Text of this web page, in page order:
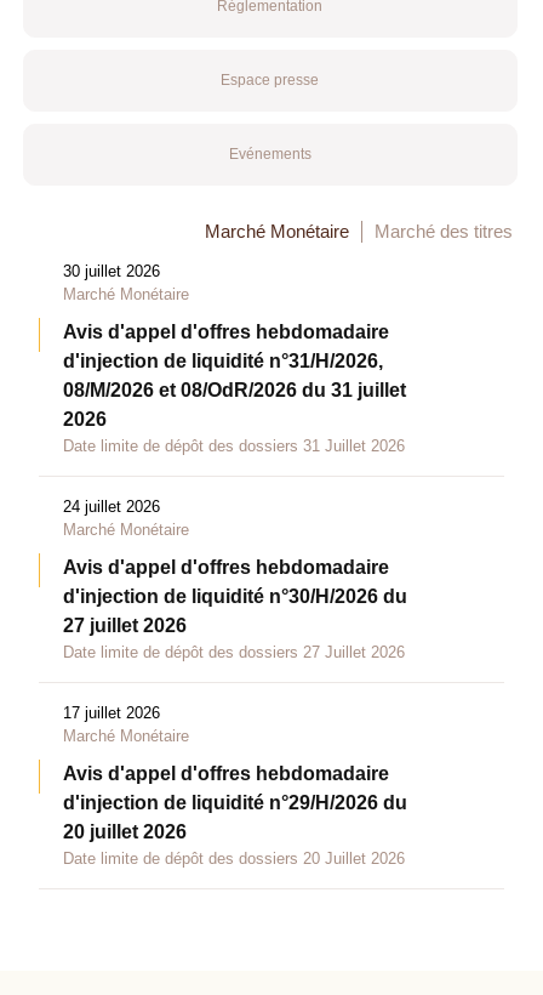
Réglementation
Espace presse
Evénements
Marché Monétaire Marché des titres
30 juillet 2026
Marché Monétaire
Avis d'appel d'offres hebdomadaire
d'injection de liquidité n°31/H/2026,
08/M/2026 et 08/OdR/2026 du 31 juillet
2026
Date limite de dépôt des dossiers 31 Juillet 2026
24 juillet 2026
Marché Monétaire
Avis d'appel d'offres hebdomadaire
d'injection de liquidité n°30/H/2026 du
27 juillet 2026
Date limite de dépôt des dossiers 27 Juillet 2026
17 juillet 2026
Marché Monétaire
Avis d'appel d'offres hebdomadaire
d'injection de liquidité n°29/H/2026 du
20 juillet 2026
Date limite de dépôt des dossiers 20 Juillet 2026